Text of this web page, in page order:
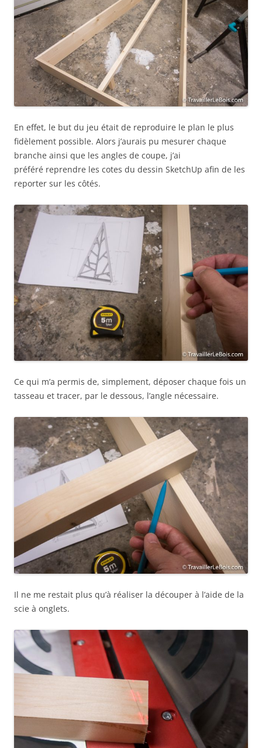
En effet, le but du jeu était de reproduire le plan le plus
fidèlement possible. Alors j’aurais pu mesurer chaque
branche ainsi que les angles de coupe, j’ai
préféré reprendre les cotes du dessin SketchUp afin de les
reporter sur les côtés.
Ce qui m’a permis de, simplement, déposer chaque fois un
tasseau et tracer, par le dessous, l’angle nécessaire.
Il ne me restait plus qu’à réaliser la découper à l’aide de la
scie à onglets.